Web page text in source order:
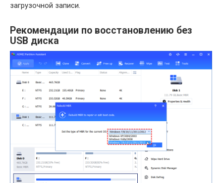
загрузочной записи.
Рекомендации по восстановлению без
USB диска